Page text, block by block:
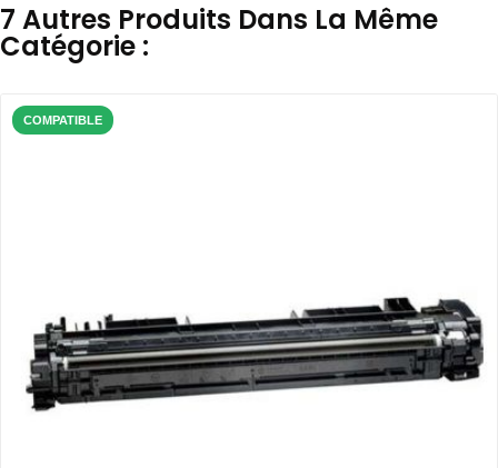
7 Autres Produits Dans La Même
Catégorie :
COMPATIBLE